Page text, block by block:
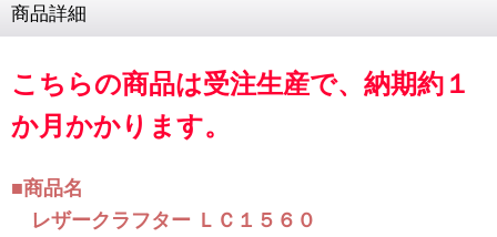
商品詳細
こちらの商品は受注生産で、納期約１
か月かかります。
■商品名
レザークラフター ＬＣ１５６０